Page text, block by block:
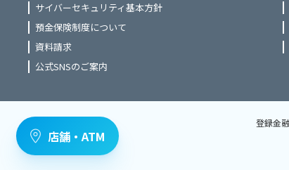
サイバーセキュリティ基本方針
預金保険制度について
資料請求
公式SNSのご案内
店舗・ATM
登録金